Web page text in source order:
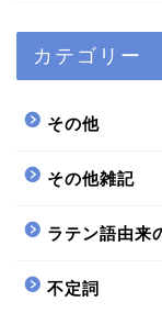
カテゴリー
その他
その他雑記
ラテン語由来
不定詞